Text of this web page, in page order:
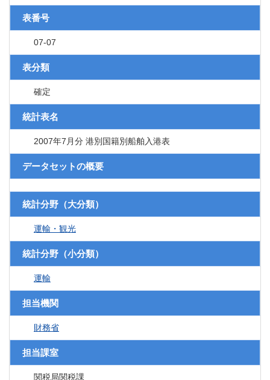
表番号
07-07
表分類
確定
統計表名
2007年7月分 港別国籍別船舶入港表
データセットの概要
統計分野（大分類）
運輸・観光
統計分野（小分類）
運輸
担当機関
財務省
担当課室
関税局関税課